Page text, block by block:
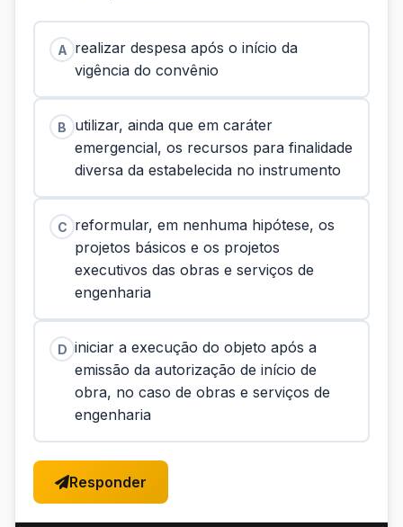
A realizar despesa após o início da
vigência do convênio
B
utilizar, ainda que em caráter
emergencial, os recursos para finalidade
diversa da estabelecida no instrumento
C reformular, em nenhuma hipótese, os
projetos básicos e os projetos
executivos das obras e serviços de
engenharia
D iniciar a execução do objeto após a
emissão da autorização de início de
obra, no caso de obras e serviços de
engenharia
Responder